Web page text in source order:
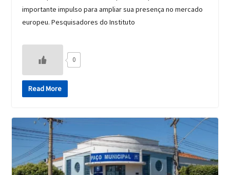
importante impulso para ampliar sua presença no mercado
europeu. Pesquisadores do Instituto
0
Read More